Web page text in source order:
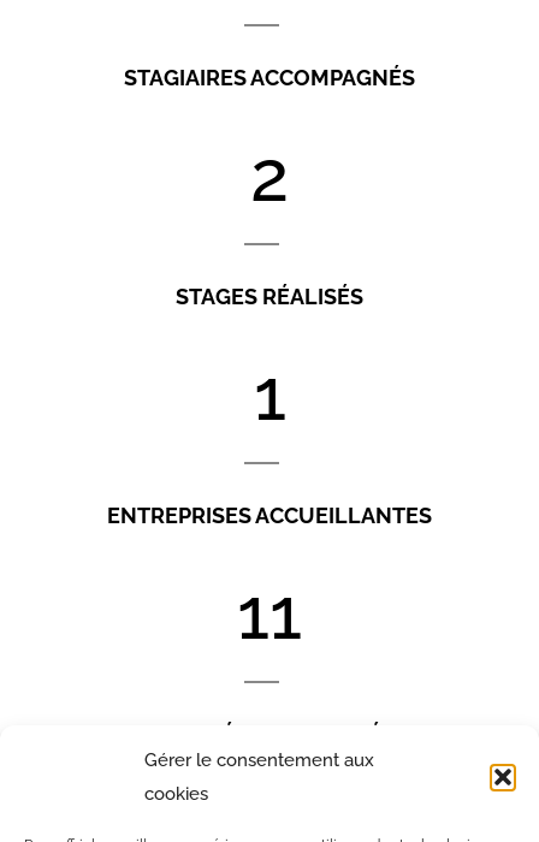
Gérer le consentement aux
cookies
STAGIAIRES ACCOMPAGNÉS
2
STAGES RÉALISÉS
1
ENTREPRISES ACCUEILLANTES
12